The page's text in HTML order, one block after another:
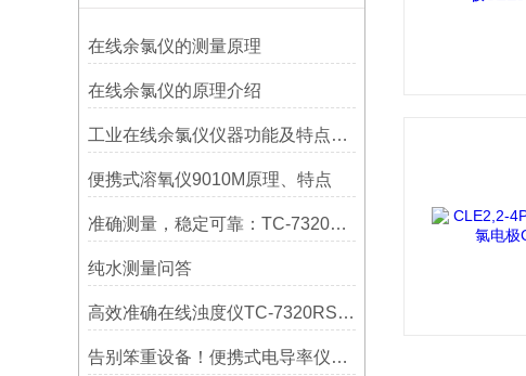
在线余氯仪的测量原理
在线余氯仪的原理介绍
工业在线余氯仪仪器功能及特点介绍
便携式溶氧仪9010M原理、特点
准确测量，稳定可靠：TC-7320RS在线浊度仪在水处理行业的应用探索
纯水测量问答
高效准确在线浊度仪TC-7320RS，实时监测水质浊度新选择
告别笨重设备！便携式电导率仪SC-210，让你的水质电导率检测更加自由、更加便捷！